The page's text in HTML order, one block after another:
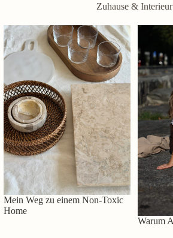
Zuhause & Interieur
Mein Weg zu einem Non-Toxic
Home
Warum